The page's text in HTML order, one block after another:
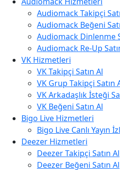
Audiomack Takipçi
Audiomack Beğeni
Audiomack Dinlenme
Audiomack Re-Up
VK Hizmetleri
VK Takipçi Satın Al
VK Grup Takipçi Satın
VK Arkadaşlık İsteği
VK Beğeni Satın Al
Bigo Live Hizmetleri
Bigo Live Canlı Yayın
Deezer Hizmetleri
Deezer Takipçi Satın Al
Deezer Beğeni Satın Al